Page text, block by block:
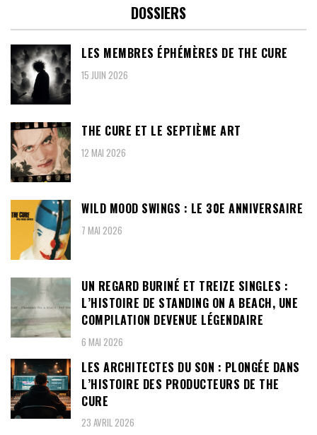
DOSSIERS
LES MEMBRES ÉPHÉMÈRES DE THE CURE
15 JUIN 2026
THE CURE ET LE SEPTIÈME ART
12 MAI 2026
WILD MOOD SWINGS : LE 30E ANNIVERSAIRE
7 MAI 2026
UN REGARD BURINÉ ET TREIZE SINGLES :
L’HISTOIRE DE STANDING ON A BEACH, UNE
COMPILATION DEVENUE LÉGENDAIRE
6 MAI 2026
LES ARCHITECTES DU SON : PLONGÉE DANS
L’HISTOIRE DES PRODUCTEURS DE THE
CURE
23 AVRIL 2026